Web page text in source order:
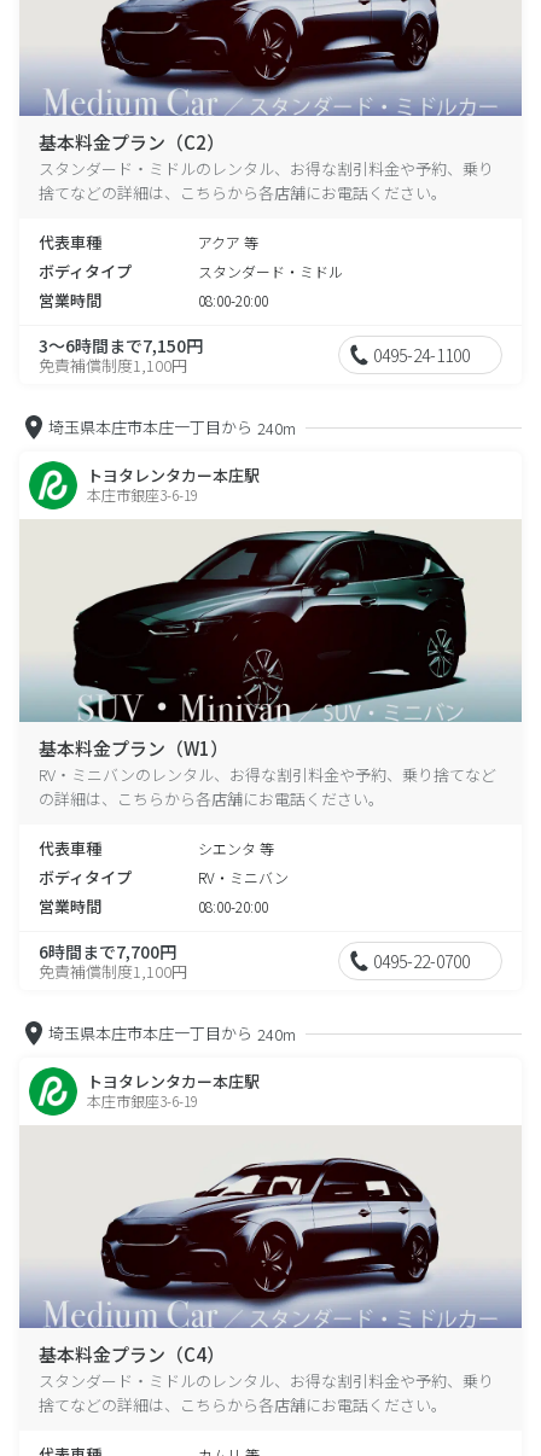
基本料金プラン（C2）
スタンダード・ミドルのレンタル、お得な割引料金や予約、乗り
捨てなどの詳細は、こちらから各店舗にお電話ください。
代表車種 アクア 等
ボディタイプ スタンダード・ミドル
営業時間 08:00-20:00
3～6時間まで7,150円
免責補償制度1,100円 0495-24-1100
埼玉県本庄市本庄一丁目から 240m
トヨタレンタカー本庄駅
本庄市銀座3-6-19
基本料金プラン（W1）
RV・ミニバンのレンタル、お得な割引料金や予約、乗り捨てなど
の詳細は、こちらから各店舗にお電話ください。
代表車種 シエンタ 等
ボディタイプ RV・ミニバン
営業時間 08:00-20:00
6時間まで7,700円
免責補償制度1,100円 0495-22-0700
埼玉県本庄市本庄一丁目から 240m
トヨタレンタカー本庄駅
本庄市銀座3-6-19
基本料金プラン（C4）
スタンダード・ミドルのレンタル、お得な割引料金や予約、乗り
捨てなどの詳細は、こちらから各店舗にお電話ください。